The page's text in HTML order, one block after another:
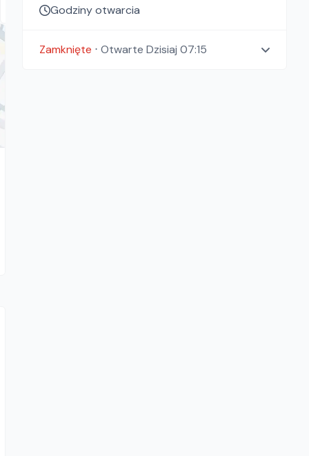
Godziny otwarcia
Zamknięte ⋅ Otwarte Dzisiaj 07:15